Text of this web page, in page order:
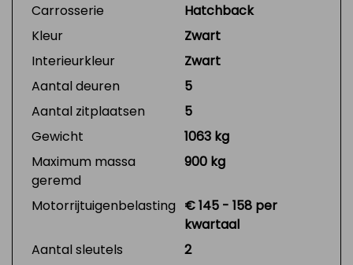
Carrosserie
Hatchback
Kleur
Zwart
Interieurkleur
Zwart
Aantal deuren
5
Aantal zitplaatsen
5
Gewicht
1063 kg
Maximum massa
geremd
900 kg
Motorrijtuigenbelasting € 145 - 158 per
kwartaal
Aantal sleutels
2